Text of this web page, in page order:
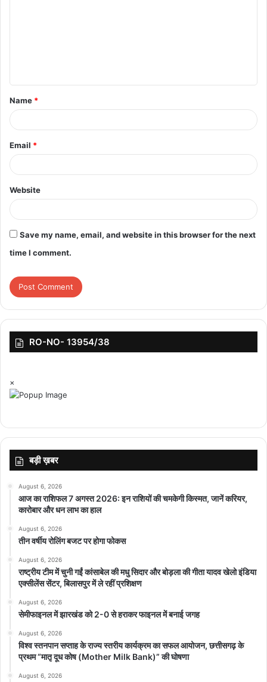
t
*
Name *
Email *
Website
Save my name, email, and website in this browser for the next
time I comment.
RO-NO- 13954/38
×
बड़ी ख़बर
August 6, 2026
आज का राशिफल 7 अगस्त 2026: इन राशियों की चमकेगी किस्मत, जानें करियर,
कारोबार और धन लाभ का हाल
August 6, 2026
तीन वर्षीय रोलिंग बजट पर होगा फोकस
August 6, 2026
राष्ट्रीय टीम में चुनी गईं कांसाबेल की मधु सिदार और बोड़ला की गीता यादव खेलो इंडिया
एक्सीलेंस सेंटर, बिलासपुर में ले रहीं प्रशिक्षण
August 6, 2026
सेमीफाइनल में झारखंड को 2-0 से हराकर फाइनल में बनाई जगह
August 6, 2026
विश्व स्तनपान सप्ताह के राज्य स्तरीय कार्यक्रम का सफल आयोजन, छत्तीसगढ़ के
प्रथम “मातृ दूध कोष (Mother Milk Bank)” की घोषणा
August 6, 2026